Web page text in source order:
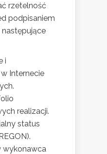
rzetelność
podpisaniem
i
Internecie
realizacji.
status
wykonawca